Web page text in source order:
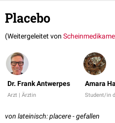
Placebo
(Weitergeleitet von
Dr. Frank Antwerpes
Arzt | Ärztin
Amara
Student/in
von lateinisch: placere - gefallen